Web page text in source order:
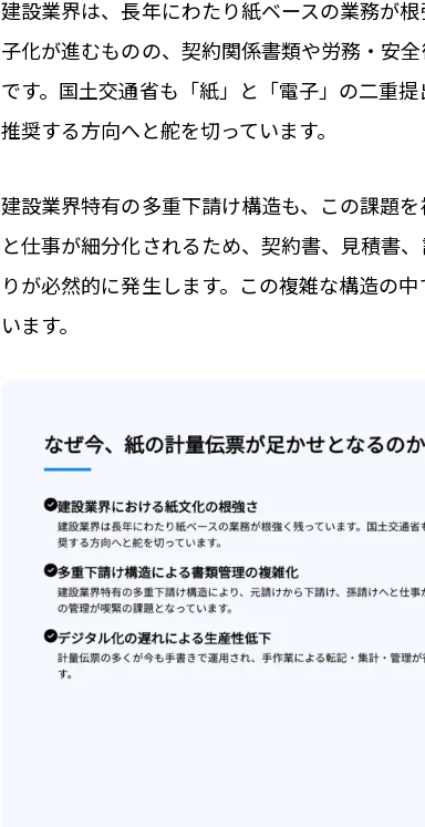
建設業界は、長年にわたり紙ベースの業務が
子化が進むものの、契約関係書類や労務・安
です。国土交通省も「紙」と「電子」の二重
推奨する方向へと舵を切っています。
建設業界特有の多重下請け構造も、この課題
と仕事が細分化されるため、契約書、見積書
りが必然的に発生します。この複雑な構造の
います。